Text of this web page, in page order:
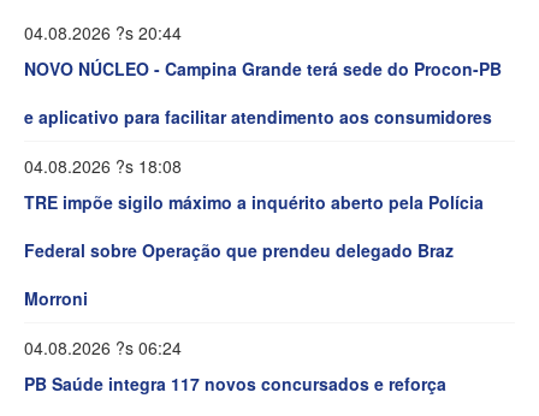
04.08.2026 ?s 20:44
NOVO NÚCLEO - Campina Grande terá sede do Procon-PB
e aplicativo para facilitar atendimento aos consumidores
04.08.2026 ?s 18:08
TRE impõe sigilo máximo a inquérito aberto pela Polícia
Federal sobre Operação que prendeu delegado Braz
Morroni
04.08.2026 ?s 06:24
PB Saúde integra 117 novos concursados e reforça